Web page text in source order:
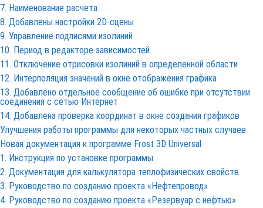
7. Наименование расчета
8. Добавлены настройки 2D-сцены
9. Управление подписями изолиний
10. Период в редакторе зависимостей
11. Отключение отрисовки изолиний в определенной области
12. Интерполяция значений в окне отображения графика
13. Добавлено отдельное сообщение об ошибке при отсутствии
соединения с сетью Интернет
14. Добавлена проверка координат в окне создания графиков
Улучшения работы программы для некоторых частных случаев
Новая документация к программе Frost 3D Universal
1. Инструкция по установке программы
2. Документация для калькулятора теплофизических свойств
3. Руководство по созданию проекта «Нефтепровод»
4. Руководство по созданию проекта «Резервуар с нефтью»